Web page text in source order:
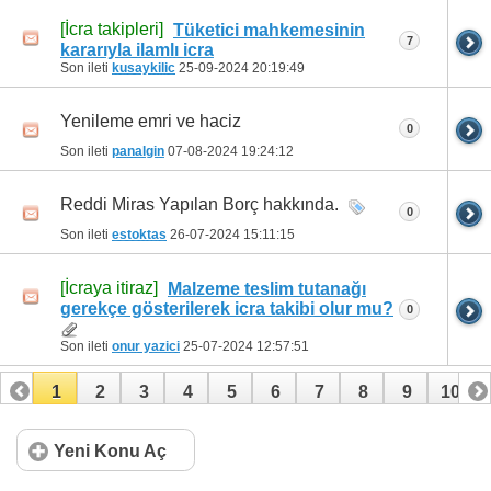
[İcra takipleri]
Tüketici mahkemesinin
kararıyla ilamlı icra
Son ileti kusaykilic 25-09-2024 20:19:49
7
Yenileme emri ve haciz
Son ileti panalgin 07-08-2024 19:24:12
0
Reddi Miras Yapılan Borç hakkında.
Son ileti estoktas 26-07-2024 15:11:15
0
[İcraya itiraz]
Malzeme teslim tutanağı
gerekçe gösterilerek icra takibi olur mu?
Son ileti onur yazici 25-07-2024 12:57:51
0
1 2 3 4 5 6 7 8 9 10
11 12 13 14
Yeni Konu Aç